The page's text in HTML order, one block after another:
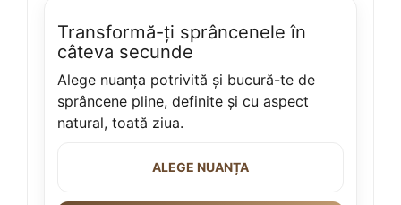
Transformă-ți sprâncenele în
câteva secunde
Alege nuanța potrivită și bucură-te de
sprâncene pline, definite și cu aspect
natural, toată ziua.
ALEGE NUANȚA